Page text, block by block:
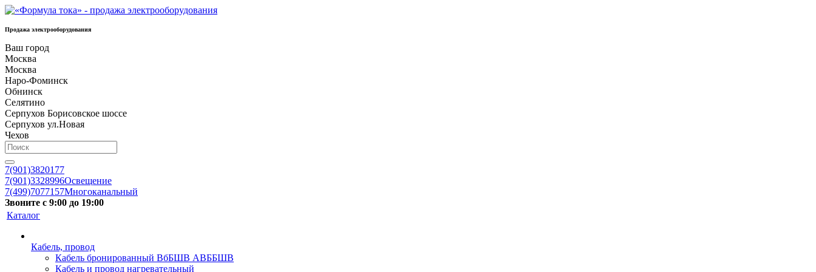
Продажа электрооборудования
Ваш город
Москва
Москва
Наро-Фоминск
Обнинск
Селятино
Серпухов Борисовское шоссе
Серпухов ул.Новая
Чехов
7(901)3820177
7(901)3328996Освещение
7(499)7077157Многоканальный
Звоните с 9:00 до 19:00
Каталог
Кабель, провод
Кабель бронированный ВбБШВ АВББШВ
Кабель и провод нагревательный